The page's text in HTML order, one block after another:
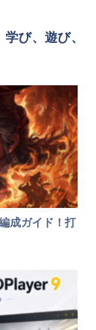
び、遊び、
成ガイド！打